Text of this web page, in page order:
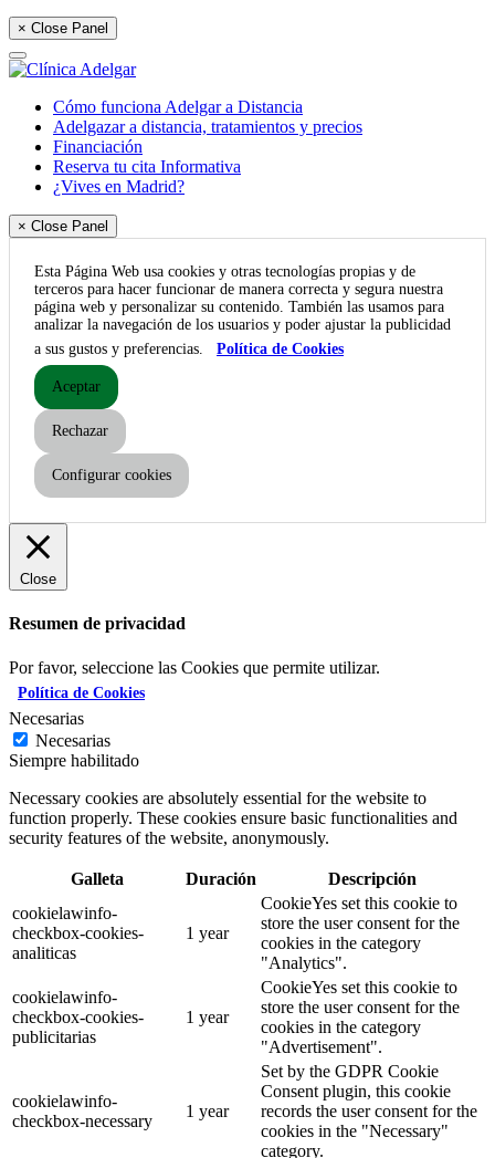
× Close Panel
Cómo funciona Adelgar a Distancia
Adelgazar a distancia, tratamientos y precios
Financiación
Reserva tu cita Informativa
¿Vives en Madrid?
× Close Panel
Esta Página Web usa cookies y otras tecnologías propias y de
terceros para hacer funcionar de manera correcta y segura nuestra
página web y personalizar su contenido. También las usamos para
analizar la navegación de los usuarios y poder ajustar la publicidad
a sus gustos y preferencias.
Política de Cookies
Aceptar
Rechazar
Configurar cookies
Close
Resumen de privacidad
Por favor, seleccione las Cookies que permite utilizar.
Política de Cookies
Necesarias
Necesarias
Siempre habilitado
Necessary cookies are absolutely essential for the website to
function properly. These cookies ensure basic functionalities and
security features of the website, anonymously.
Galleta Duración
Descripción
cookielawinfo-
checkbox-cookies-
analiticas
1 year
CookieYes set this cookie to
store the user consent for the
cookies in the category
"Analytics".
cookielawinfo-
checkbox-cookies-
publicitarias
1 year
CookieYes set this cookie to
store the user consent for the
cookies in the category
"Advertisement".
cookielawinfo-
checkbox-necessary
1 year
Set by the GDPR Cookie
Consent plugin, this cookie
records the user consent for the
cookies in the "Necessary"
category.